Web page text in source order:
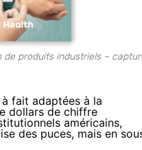
produits industriels –
fait adaptées à la
dollars de chiffre
américains,
des puces, mais en